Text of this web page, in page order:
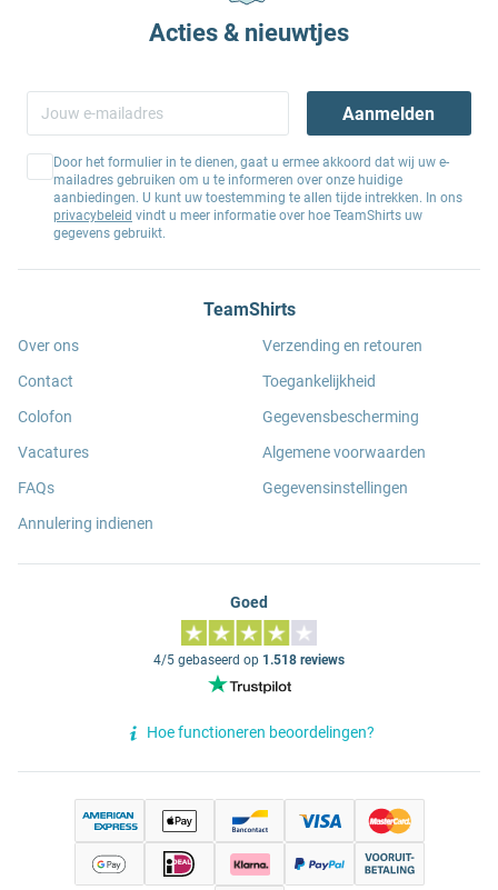
Acties & nieuwtjes
Aanmelden
Door het formulier in te dienen, gaat u ermee akkoord dat wij uw e-
mailadres gebruiken om u te informeren over onze huidige
aanbiedingen. U kunt uw toestemming te allen tijde intrekken. In ons
privacybeleid vindt u meer informatie over hoe TeamShirts uw
gegevens gebruikt.
TeamShirts
Over ons
Contact
Colofon
Vacatures
FAQs
Annulering indienen
Verzending en retouren
Toegankelijkheid
Gegevensbescherming
Algemene voorwaarden
Gegevensinstellingen
Goed
4/5 gebaseerd op 1.518 reviews
Hoe functioneren beoordelingen?